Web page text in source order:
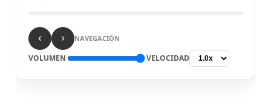
NAVEGACIÓN
VOLUMEN VELOCIDAD